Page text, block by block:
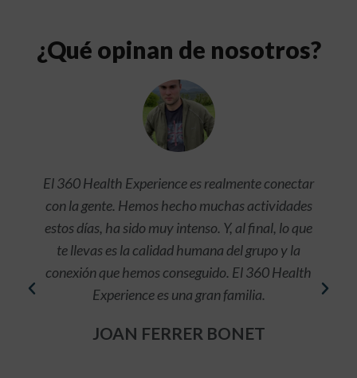
¿Qué opinan de nosotros?
El 360 Health Experience es realmente conectar
con la gente. Hemos hecho muchas actividades
estos días, ha sido muy intenso. Y, al final, lo que
te llevas es la calidad humana del grupo y la
conexión que hemos conseguido. El 360 Health
Experience es una gran familia.
JOAN FERRER BONET